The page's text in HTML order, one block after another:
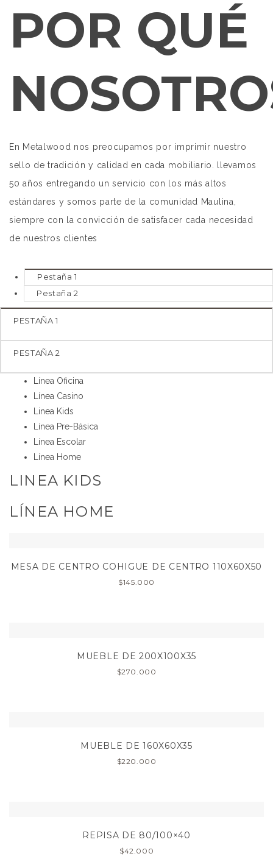
POR QUÉ
En Metalwood nos preocupamos por imprimir nuestro
sello de tradición y calidad en cada mobiliario. llevamos
50 años entregando un servicio con los más altos
estándares y somos parte de la comunidad Maulina,
siempre con la convicción de satisfacer cada necesidad
de nuestros clientes
Pestaña 1
Pestaña 2
PESTAÑA 1
PESTAÑA 2
Línea Oficina
Línea Casino
Linea Kids
Línea Pre-Básica
Línea Escolar
Línea Home
LINEA KIDS
LÍNEA HOME
MESA DE CENTRO COHIGUE DE CENTRO 110X60X50
$145.000
MUEBLE DE 200X100X35
$270.000
MUEBLE DE 160X60X35
$220.000
REPISA DE 80/100×40
$42.000